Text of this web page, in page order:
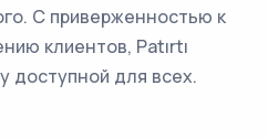
С приверженностью к
клиентов, Patırtı
доступной для всех.